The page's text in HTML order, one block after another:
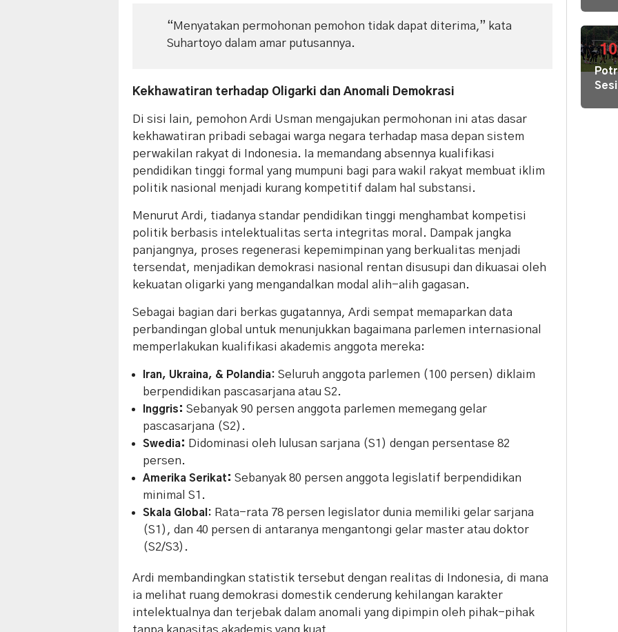
“Menyatakan permohonan pemohon tidak dapat diterima,” kata
Suhartoyo dalam amar putusannya.
Kekhawatiran terhadap Oligarki dan Anomali Demokrasi
​Di sisi lain, pemohon Ardi Usman mengajukan permohonan ini atas dasar
kekhawatiran pribadi sebagai warga negara terhadap masa depan sistem
perwakilan rakyat di Indonesia. Ia memandang absennya kualifikasi
pendidikan tinggi formal yang mumpuni bagi para wakil rakyat membuat iklim
politik nasional menjadi kurang kompetitif dalam hal substansi.
​Menurut Ardi, tiadanya standar pendidikan tinggi menghambat kompetisi
politik berbasis intelektualitas serta integritas moral. Dampak jangka
panjangnya, proses regenerasi kepemimpinan yang berkualitas menjadi
tersendat, menjadikan demokrasi nasional rentan disusupi dan dikuasai oleh
kekuatan oligarki yang mengandalkan modal alih-alih gagasan.
​Sebagai bagian dari berkas gugatannya, Ardi sempat memaparkan data
perbandingan global untuk menunjukkan bagaimana parlemen internasional
memperlakukan kualifikasi akademis anggota mereka:
Iran, Ukraina, & Polandia: Seluruh anggota parlemen (100 persen) diklaim
berpendidikan pascasarjana atau S2.
Inggris : Sebanyak 90 persen anggota parlemen memegang gelar
pascasarjana (S2).
Swedia: Didominasi oleh lulusan sarjana (S1) dengan persentase 82
persen.
Amerika Serikat : Sebanyak 80 persen anggota legislatif berpendidikan
minimal S1.
Skala Global: Rata-rata 78 persen legislator dunia memiliki gelar sarjana
(S1), dan 40 persen di antaranya mengantongi gelar master atau doktor
(S2/S3).
​Ardi membandingkan statistik tersebut dengan realitas di Indonesia, di mana
ia melihat ruang demokrasi domestik cenderung kehilangan karakter
intelektualnya dan terjebak dalam anomali yang dipimpin oleh pihak-pihak
di10
Sesi